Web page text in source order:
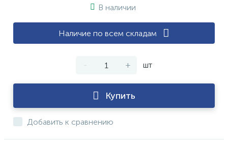
В наличии
Наличие по всем складам
- + шт
Купить
Добавить к сравнению